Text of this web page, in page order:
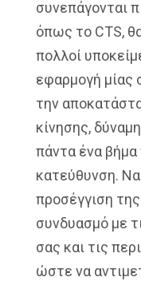
συνεπάγονται
όπως το CTS,
πολλοί
εφαρμογή μίας
την
κίνησης,
πάντα ένα
κατεύθυνση.
προσέγγιση
συνδυασμό με
σας και τις
ώστε να